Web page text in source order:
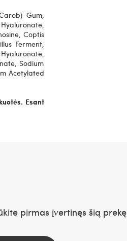
Gum,
Coptis
Ferment,
Sodium
Acetylated
Esant
pirmas įvertinęs šią